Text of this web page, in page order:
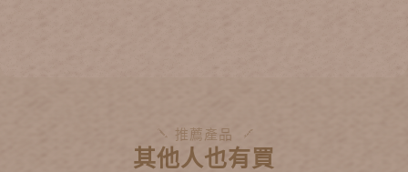
推薦產品
其他人也有買